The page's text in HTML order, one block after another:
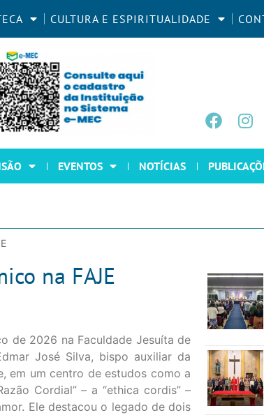
CULTURA E ESPIRITUALIDADE
EVENTOS NOTÍCIAS
na FAJE
de 2026 na Faculdade Jesuíta de
José Silva, bispo auxiliar da
em um centro de estudos como a
Cordial” – a “ethica cordis” –
Ele destacou o legado de dois